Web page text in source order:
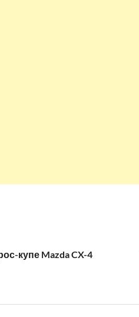
купе Mazda CX-4